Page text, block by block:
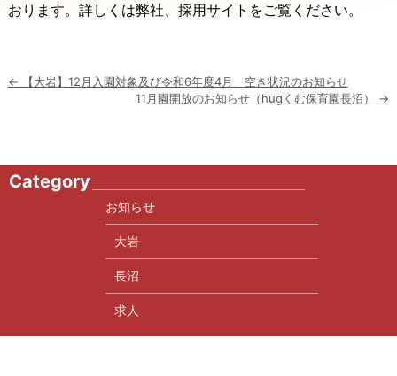
おります。詳しくは弊社、採用サイトをご覧ください。
投
ー
シ
← 【大岩】12月入園対象及び令和6年度4月 空き状況のお知らせ
11月園開放のお知らせ（hugくむ保育園長沼） →
Category
お知らせ
大岩
長沼
求人